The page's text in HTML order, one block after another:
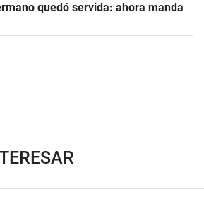
quedó servida: ahora manda